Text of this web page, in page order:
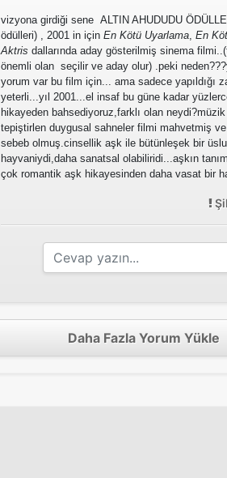
vizyona girdiği sene ALTIN AHUDUDU
ödülleri) , 2001 in için En Kötü Uyarlama En
Aktris dallarında aday gösterilmiş sinema
önemli olan seçilir ve aday olur) .peki
yorum var bu film için... ama sadece yapıldığı
yeterli...yıl 2001...el insaf bu güne kadar
hikayeden bahsediyoruz,farklı olan
tepiştirlen duygusal sahneler filmi mahvetmiş ve
sebeb olmuş.cinsellik aşk ile bütünleşek bir
hayvaniydi,daha sanatsal olabiliridi...aşkın
çok romantik aşk hikayesinden daha vasat bir
Daha Fazla Yorum Yükle